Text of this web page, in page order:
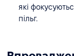
які
пільг.